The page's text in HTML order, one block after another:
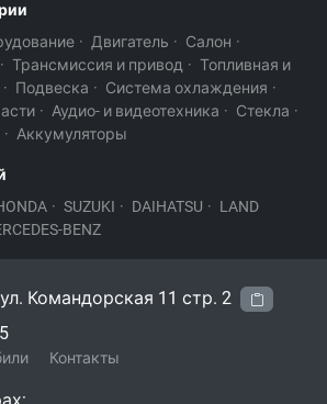
· Двигатель · Салон ·
· Трансмиссия и привод · Топливная и
· Подвеска · Система охлаждения ·
· Аудио- и видеотехника · Стекла ·
· Аккумуляторы
· SUZUKI · DAIHATSU · LAND
BENZ
Командорская 11 стр. 2
Контакты